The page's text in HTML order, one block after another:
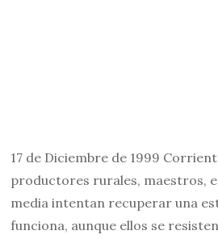
17 de Diciembre de 1999
productores rurales, maestros,
media intentan recuperar una
funciona, aunque ellos se